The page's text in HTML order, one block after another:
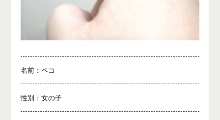
名前：ペコ
性別：女の子